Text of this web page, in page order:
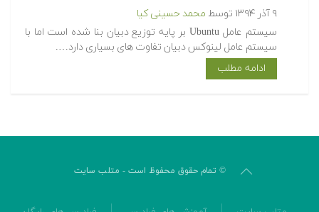
۹ آذر ۱۳۹۴ توسط محمد حسینی کیا
سیستم عامل Ubuntu بر پایه توزیع دبیان بنا شده است اما با
سیستم عامل لینوکس دبیان تفاوت های بسیاری دارد….
ادامه مطلب
© تمام حقوق محفوظ است - متلب سایت